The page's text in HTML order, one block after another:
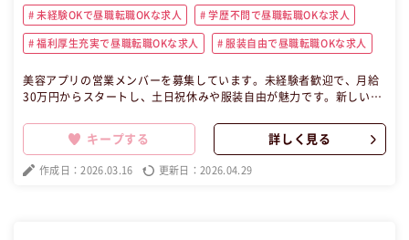
未経験OKで昼職転職OKな求人 学歴不問で昼職転職OKな求人
福利厚生充実で昼職転職OKな求人 服装自由で昼職転職OKな求人
美容アプリの営業メンバーを募集しています。未経験者歓迎で、月給
30万円からスタートし、土日祝休みや服装自由が魅力です。新しい仲
事です。研修制度も充実しており、安心してチャレンジできます。夜
職から昼職へご希望の転職希望者に最適な環境の東京勤務求人です！
この昼職求人は東京都新宿区契約社員営業の昼職へ転職したい方の求
人です。
キープする 詳しく見る
作成日：2026.03.16 更新日：2026.04.29